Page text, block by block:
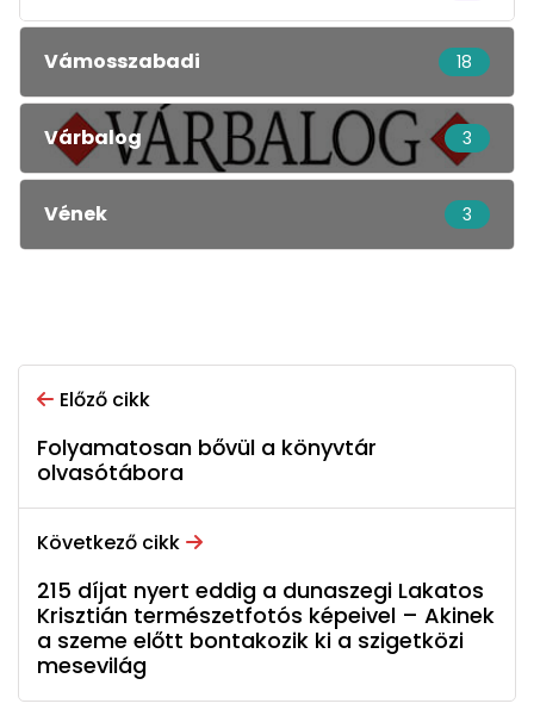
Vámosszabadi 18
Várbalog 3
Vének 3
Előző cikk
Folyamatosan bővül a könyvtár
olvasótábora
Következő cikk
215 díjat nyert eddig a dunaszegi Lakatos
Krisztián természetfotós képeivel – Akinek
a szeme előtt bontakozik ki a szigetközi
mesevilág